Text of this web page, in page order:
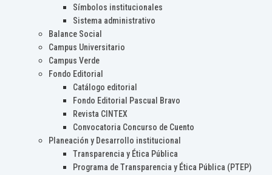
Símbolos institucionales
Sistema administrativo
Balance Social
Campus Universitario
Campus Verde
Fondo Editorial
Catálogo editorial
Fondo Editorial Pascual Bravo
Revista CINTEX
Convocatoria Concurso de Cuento
Planeación y Desarrollo institucional
Transparencia y Ética Pública
Programa de Transparencia y Ética Pública (PTEP)